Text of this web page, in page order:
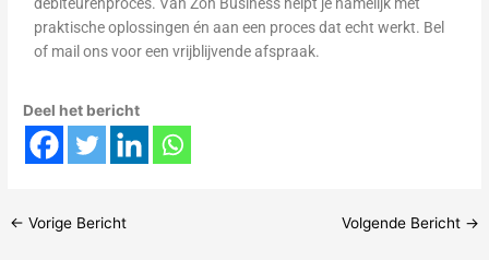
debiteurenproces. Van Zon Business helpt je namelijk met
praktische oplossingen én aan een proces dat echt werkt. Bel
of mail ons voor een vrijblijvende afspraak.
Deel het bericht
← Vorige Bericht Volgende Bericht →